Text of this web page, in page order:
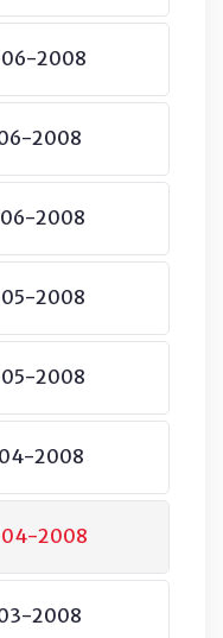
06-2008
06-2008
06-2008
05-2008
05-2008
04-2008
04-2008
03-2008